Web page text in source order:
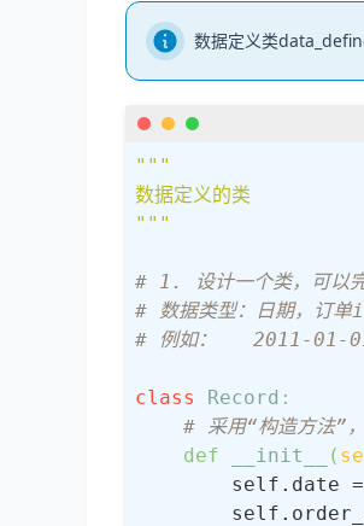
数据定义类
"""
数据定义的类
"""
# 1. 设计一个类，可以
# 数据类型：日期，订单
# 例如：   2011-01-
class Record :
# 采用“构造方法”
def
__init__ (